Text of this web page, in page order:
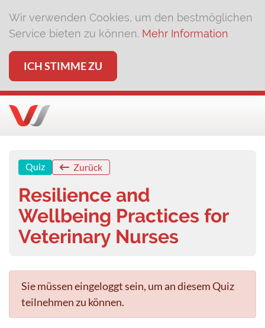
Wir verwenden Cookies, um den bestmöglichen
Service bieten zu können. Mehr Information
ICH STIMME ZU
Quiz Zurück
Resilience and
Wellbeing Practices for
Veterinary Nurses
Sie müssen eingeloggt sein, um an diesem Quiz
teilnehmen zu können.